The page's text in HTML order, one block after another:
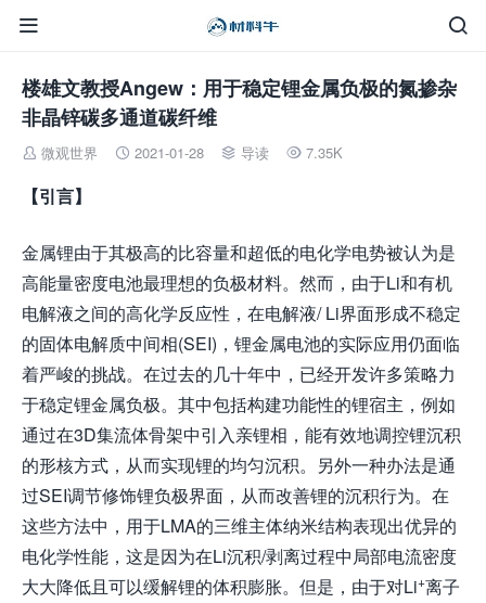


楼雄文教授Angew：用于稳定锂金属负极的氮掺杂
非晶锌碳多通道碳纤维
 微观世界  2021-01-28  导读  7.35K
【引言】
金属锂由于其极高的比容量和超低的电化学电势被认为是
高能量密度电池最理想的负极材料。然而，由于Li和有机
电解液之间的高化学反应性，在电解液/ Li界面形成不稳定
的固体电解质中间相(SEI)，锂金属电池的实际应用仍面临
着严峻的挑战。在过去的几十年中，已经开发许多策略力
于稳定锂金属负极。其中包括构建功能性的锂宿主，例如
通过在3D集流体骨架中引入亲锂相，能有效地调控锂沉积
的形核方式，从而实现锂的均匀沉积。另外一种办法是通
过SEI调节修饰锂负极界面，从而改善锂的沉积行为。在
这些方法中，用于LMA的三维主体纳米结构表现出优异的
电化学性能，这是因为在Li沉积/剥离过程中局部电流密度
大大降低且可以缓解锂的体积膨胀。但是，由于对Li+离子